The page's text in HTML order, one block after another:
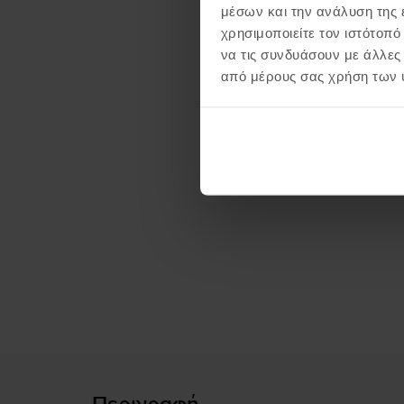
μέσων και την ανάλυση της
χρησιμοποιείτε τον
να τις συνδυάσουν με
από μέρους σας χρήση των